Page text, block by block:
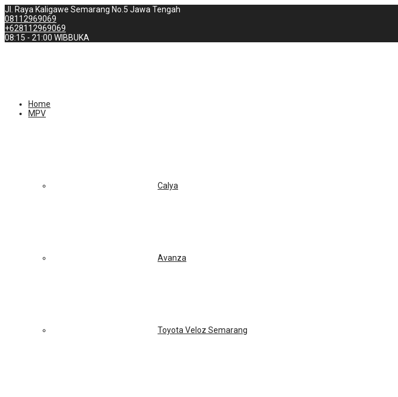
Jl. Raya Kaligawe Semarang No.5 Jawa Tengah
08112969069
+628112969069
08:15 - 21:00 WIBBUKA
Home
MPV
Calya
Avanza
Toyota Veloz Semarang